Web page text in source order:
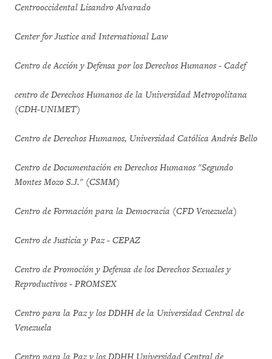
Centrooccidental Lisandro Alvarado
Center for Justice and International Law
Centro de Acción y Defensa por los Derechos Humanos - Cadef
centro de Derechos Humanos de la Universidad Metropolitana
(CDH-UNIMET)
Centro de Derechos Humanos, Universidad Católica Andrés Bello
Centro de Documentación en Derechos Humanos "Segundo
Montes Mozo S.J." (CSMM)
Centro de Formación para la Democracia (CFD Venezuela)
Centro de Justicia y Paz - CEPAZ
Centro de Promoción y Defensa de los Derechos Sexuales y
Reproductivos - PROMSEX
Centro para la Paz y los DDHH de la Universidad Central de
Venezuela